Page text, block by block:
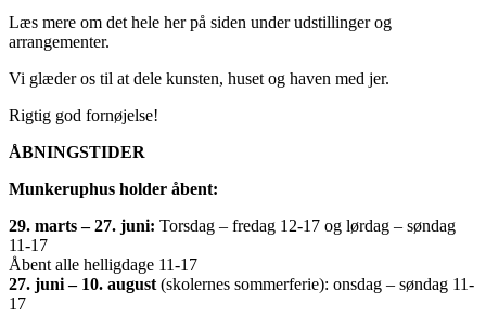
Læs mere om det hele her på siden under udstillinger og
arrangementer.
Vi glæder os til at dele kunsten, huset og haven med jer.
Rigtig god fornøjelse!
ÅBNINGSTIDER
Munkeruphus holder åbent:
29. marts – 27. juni: Torsdag – fredag 12-17 og lørdag – søndag
11-17
Åbent alle helligdage 11-17
27. juni – 10. august (skolernes sommerferie): onsdag – søndag 11-
17